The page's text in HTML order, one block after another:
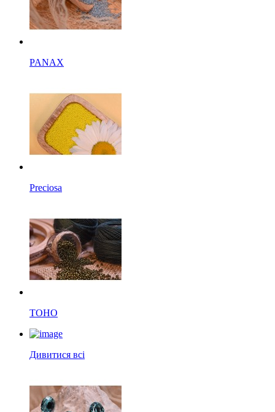
PANAX
Preciosa
TOHO
Дивитися всі